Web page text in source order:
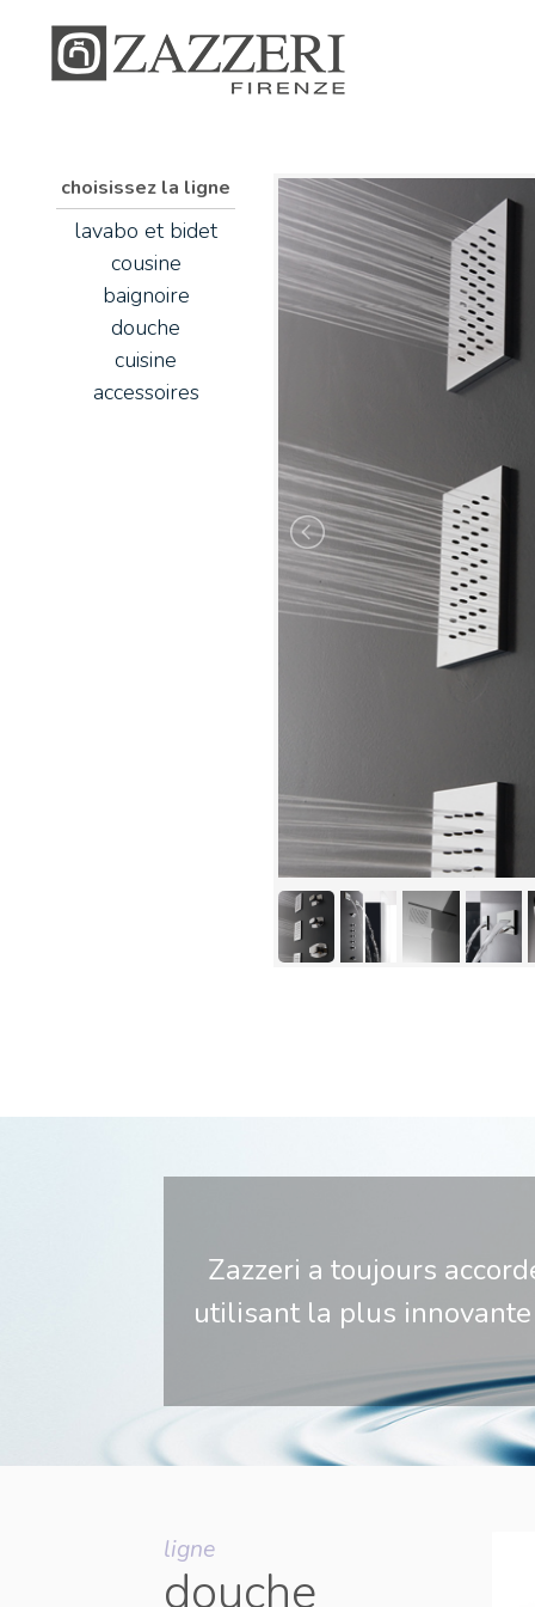
choisissez la ligne
lavabo et bidet
cousine
baignoire
douche
cuisine
accessoires
Zazzeri a toujours
utilisant la plus
ligne
douche